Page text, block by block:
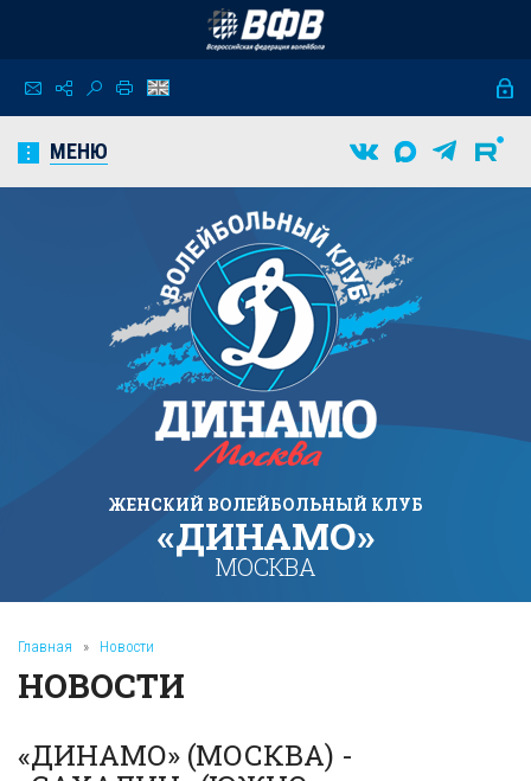
МЕНЮ
ЖЕНСКИЙ ВОЛЕЙБОЛЬНЫЙ КЛУБ
«ДИНАМО»
МОСКВА
Главная » Новости
НОВОСТИ
«ДИНАМО» (МОСКВА) -